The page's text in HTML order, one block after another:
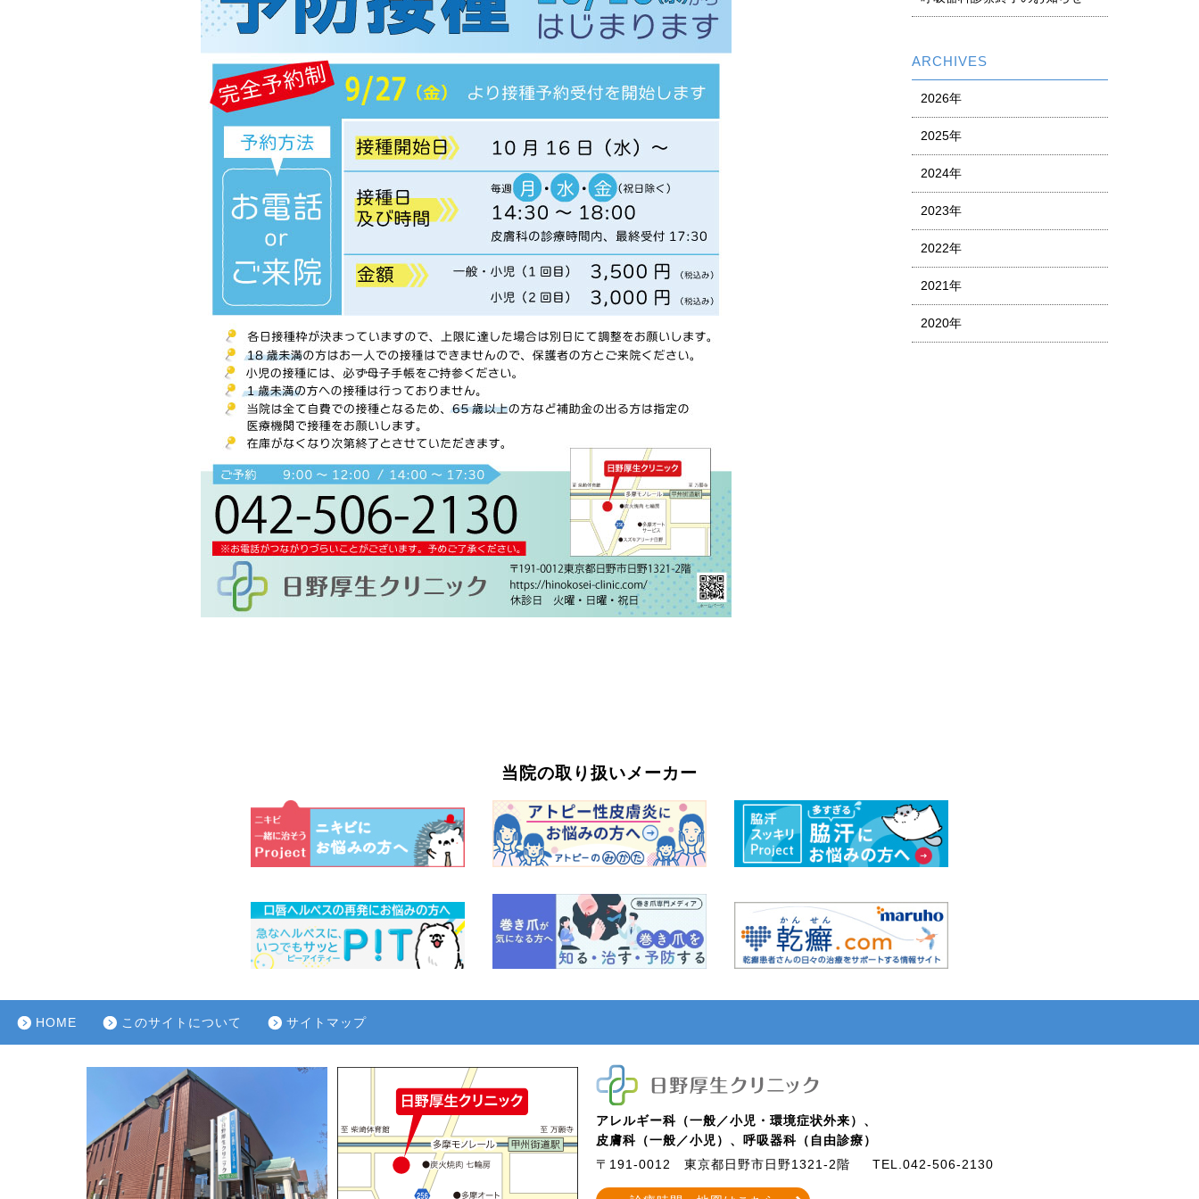
ARCHIVES
2026年
2025年
2024年
2023年
2022年
2021年
2020年
当院の取り扱いメーカー
HOME このサイトについて サイトマップ
アレルギー科（一般／小児・環境症状外来）、
皮膚科（一般／小児）、呼吸器科（自由診療）
〒191-0012
東京都日野市日野1321-2階 TEL.042-506-2130